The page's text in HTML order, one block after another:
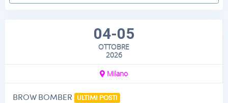
04-05
OTTOBRE
2026
Milano
BROW BOMBER
ULTIMI POSTI